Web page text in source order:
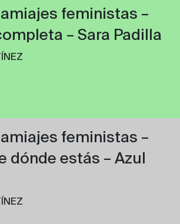
feministas –
– Sara Padilla
feministas –
dónde estás – Azul